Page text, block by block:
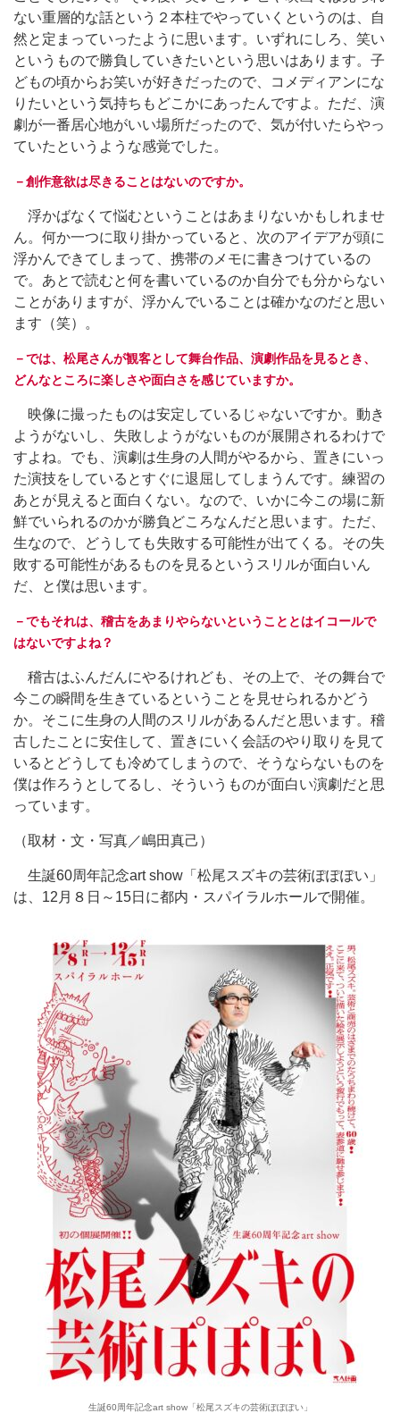
ない重層的な話という２本柱でやっていくというのは、自
然と定まっていったように思います。いずれにしろ、笑い
というもので勝負していきたいという思いはあります。子
どもの頃からお笑いが好きだったので、コメディアンにな
りたいという気持ちもどこかにあったんですよ。ただ、演
劇が一番居心地がいい場所だったので、気が付いたらやっ
ていたというような感覚でした。
－創作意欲は尽きることはないのですか。
浮かばなくて悩むということはあまりないかもしれませ
ん。何か一つに取り掛かっていると、次のアイデアが頭に
浮かんできてしまって、携帯のメモに書きつけているの
で。あとで読むと何を書いているのか自分でも分からない
ことがありますが、浮かんでいることは確かなのだと思い
ます（笑）。
－では、松尾さんが観客として舞台作品、演劇作品を見るとき、
どんなところに楽しさや面白さを感じていますか。
映像に撮ったものは安定しているじゃないですか。動き
ようがないし、失敗しようがないものが展開されるわけで
すよね。でも、演劇は生身の人間がやるから、置きにいっ
た演技をしているとすぐに退屈してしまうんです。練習の
あとが見えると面白くない。なので、いかに今この場に新
鮮でいられるのかが勝負どころなんだと思います。ただ、
生なので、どうしても失敗する可能性が出てくる。その失
敗する可能性があるものを見るというスリルが面白いん
だ、と僕は思います。
－でもそれは、稽古をあまりやらないということとはイコールで
はないですよね？
稽古はふんだんにやるけれども、その上で、その舞台で
今この瞬間を生きているということを見せられるかどう
か。そこに生身の人間のスリルがあるんだと思います。稽
古したことに安住して、置きにいく会話のやり取りを見て
いるとどうしても冷めてしまうので、そうならないものを
僕は作ろうとしてるし、そういうものが面白い演劇だと思
っています。
（取材・文・写真／嶋田真己）
生誕60周年記念art show「松尾スズキの芸術ぽぽぽい」
は、12月８日～15日に都内・スパイラルホールで開催。
生誕60周年記念art show「松尾スズキの芸術ぽぽぽい」